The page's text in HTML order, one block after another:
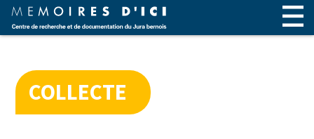
COLLECTE